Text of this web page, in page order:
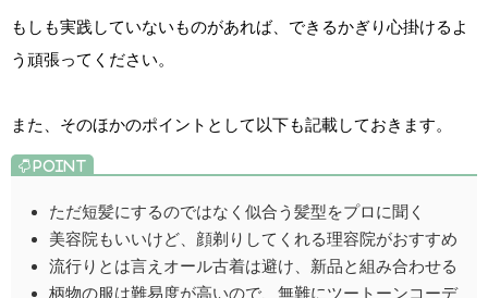
もしも実践していないものがあれば、できるかぎり心掛けるよ
う頑張ってください。
また、そのほかのポイントとして以下も記載しておきます。
ただ短髪にするのではなく似合う髪型をプロに聞く
美容院もいいけど、顔剃りしてくれる理容院がおすすめ
流行りとは言えオール古着は避け、新品と組み合わせる
柄物の服は難易度が高いので、無難にツートーンコーデ